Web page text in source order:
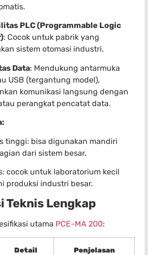
PLC (Programmable Logic
: Cocok untuk pabrik yang
sistem otomasi industri.
Data: Mendukung antarmuka
USB (tergantung model),
komunikasi langsung dengan
perangkat pencatat data.
tinggi: bisa digunakan mandiri
dari sistem besar.
cocok untuk laboratorium kecil
produksi industri besar.
Teknis Lengkap
utama PCE-MA 200:
Detail
Penjelasan